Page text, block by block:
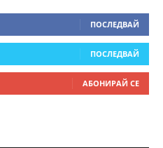
ПОСЛЕДВАЙ
ПОСЛЕДВАЙ
АБОНИРАЙ СЕ